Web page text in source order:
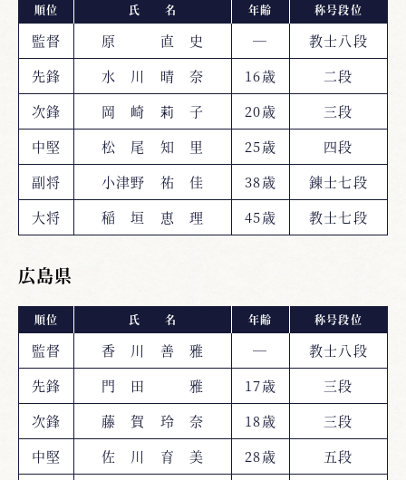
順位 氏 名 年齢 称号段位
監督 原 直 史 ―
教士八段
先鋒
水 川 晴 奈 16歳
二段
次鋒
岡 崎 莉 子 20歳
三段
中堅
松 尾 知 里 25歳
四段
副将
小津野 祐 佳 38歳
錬士七段
大将
稲 垣 恵 理 45歳 教士七段
広島県
順位 氏 名 年齢 称号段位
監督 香 川 善 雅 ―
教士八段
先鋒
門 田 雅 17歳
三段
次鋒
藤 賀 玲 奈 18歳
三段
中堅
佐 川 育 美 28歳
五段